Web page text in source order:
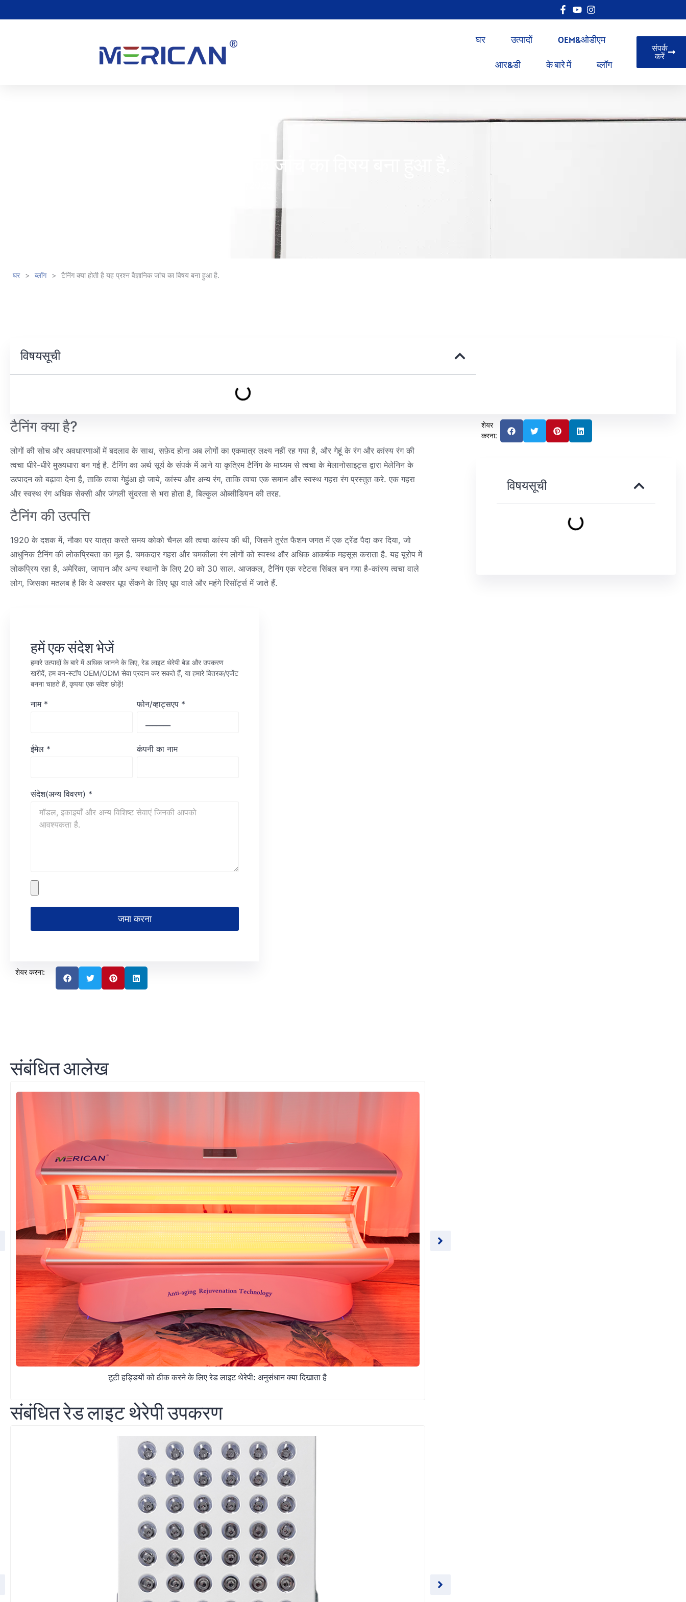
घर उत्पादों OEM&ओडीएम
आर&डी के बारे में ब्लॉग
संपर्क
करें
टैनिंग क्या होती है यह प्रश्न वैज्ञानिक जांच का विषय बना हुआ है.
घर > ब्लॉग > टैनिंग क्या होती है यह प्रश्न वैज्ञानिक जांच का विषय बना हुआ है.
विषयसूची
टैनिंग क्या है?
लोगों की सोच और अवधारणाओं में बदलाव के साथ, सफ़ेद होना अब लोगों का एकमात्र लक्ष्य नहीं रह गया है, और गेहूं के रंग और कांस्य रंग की
त्वचा धीरे-धीरे मुख्यधारा बन गई है. टैनिंग का अर्थ सूर्य के संपर्क में आने या कृत्रिम टैनिंग के माध्यम से त्वचा के मेलानोसाइट्स द्वारा मेलेनिन के
उत्पादन को बढ़ावा देना है, ताकि त्वचा गेहुंआ हो जाये, कांस्य और अन्य रंग, ताकि त्वचा एक समान और स्वस्थ गहरा रंग प्रस्तुत करे. एक गहरा
और स्वस्थ रंग अधिक सेक्सी और जंगली सुंदरता से भरा होता है, बिल्कुल ओब्सीडियन की तरह.
टैनिंग की उत्पत्ति
1920 के दशक में, नौका पर यात्रा करते समय कोको चैनल की त्वचा कांस्य की थी, जिसने तुरंत फैशन जगत में एक ट्रेंड पैदा कर दिया, जो
आधुनिक टैनिंग की लोकप्रियता का मूल है. चमकदार गहरा और चमकीला रंग लोगों को स्वस्थ और अधिक आकर्षक महसूस कराता है. यह यूरोप में
लोकप्रिय रहा है, अमेरिका, जापान और अन्य स्थानों के लिए 20 को 30 साल. आजकल, टैनिंग एक स्टेटस सिंबल बन गया है-कांस्य त्वचा वाले
लोग, जिसका मतलब है कि वे अक्सर धूप सेंकने के लिए धूप वाले और महंगे रिसॉर्ट्स में जाते हैं.
हमें एक संदेश भेजें
हमारे उत्पादों के बारे में अधिक जानने के लिए, रेड लाइट थेरेपी बेड और उपकरण
खरीदें, हम वन-स्टॉप OEM/ODM सेवा प्रदान कर सकते हैं, या हमारे वितरक/एजेंट
बनना चाहते हैं, कृपया एक संदेश छोड़ें!
नाम * फोन/व्हाट्सएप *
ईमेल * कंपनी का नाम
संदेश(अन्य विवरण) *
जमा करना
शेयर करना:
संबंधित आलेख
टूटी हड्डियों को ठीक करने के लिए रेड लाइट थेरेपी: अनुसंधान क्या दिखाता है
संबंधित रेड लाइट थेरेपी उपकरण
शेयर
करना:
विषयसूची